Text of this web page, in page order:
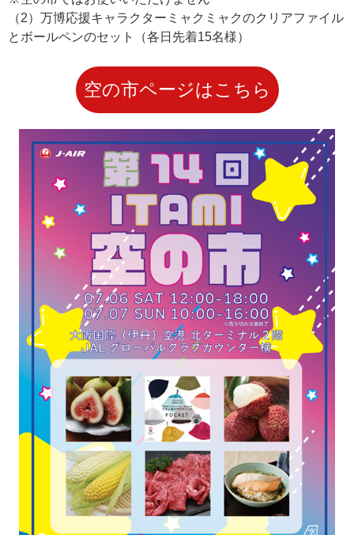
（2）万博応援キャラクターミャクミャクのクリアファイル
とボールペンのセット（各日先着15名様）
空の市ページはこちら